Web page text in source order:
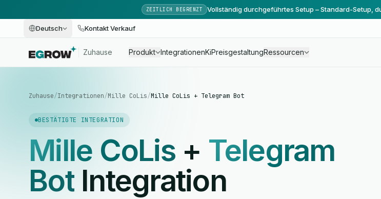
ZEITLICH BEGRENZT Vollständig durchgeführtes Setup – Standard-Setup,
Deutsch Kontakt Verkauf
Zuhause Produkt IntegrationenKiPreisgestaltungRessourcen
Zuhause/Integrationen/Mille CoLis/Mille CoLis + Telegram Bot
BESTÄTIGTE INTEGRATION
Mille CoLis+ Telegram
BotIntegration